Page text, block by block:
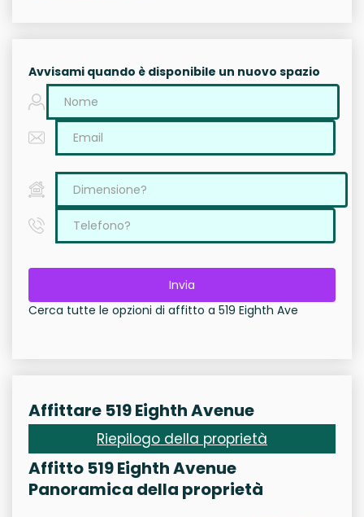
Avvisami quando è disponibile un nuovo spazio
Invia
Cerca tutte le opzioni di affitto a 519 Eighth Ave
Affittare 519 Eighth Avenue
Riepilogo della proprietà
Affitto 519 Eighth Avenue
Panoramica della proprietà